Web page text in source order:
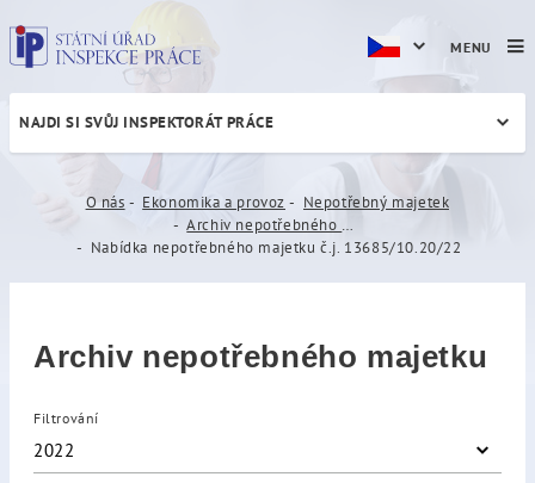
Nabídka nepotřebného
NAJDI SI SVŮJ INSPEKTORÁT PRÁCE
O nás Ekonomika a provoz
Nepotřebný majetek
Archiv nepotřebného majetku
Nabídka nepotřebného majetku č.j. 13685/10.20/22
Archiv nepotřebného majetku
Filtrování
2022
MENU